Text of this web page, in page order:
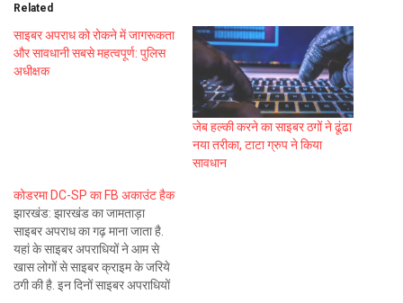
Related
साइबर अपराध को रोकने में जागरूकता
और सावधानी सबसे महत्वपूर्ण: पुलिस
अधीक्षक
जेब हल्की करने का साइबर ठगों ने ढूंढा
नया तरीका, टाटा ग्रुप ने किया
सावधान
कोडरमा DC-SP का FB अकाउंट हैक
झारखंड: झारखंड का जामताड़ा
साइबर अपराध का गढ़ माना जाता है.
यहां के साइबर अपराधियों ने आम से
खास लोगों से साइबर क्राइम के जरिये
ठगी की है. इन दिनों साइबर अपराधियों